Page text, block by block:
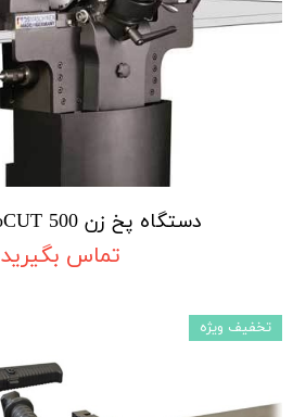
دستگاه پخ زن BDS AutoCUT 500
تماس بگیرید
تخفیف ویژه